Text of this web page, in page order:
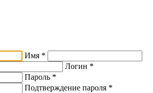
Имя *
Логин *
Пароль *
Подтверждение пароля *